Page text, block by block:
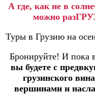
А где, как не в
можно
Туры в Грузию на
Бронируйте! И пока
вы будете с
грузинского
вершинами и